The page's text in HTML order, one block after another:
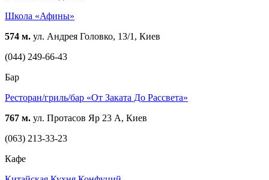
Школа «Афины»
574 м. ул. Андрея Головко, 13/1, Киев
(044) 249-66-43
Бар
Ресторан/гриль/бар «От Заката До Рассвета»
767 м. ул. Протасов Яр 23 А, Киев
(063) 213-33-23
Кафе